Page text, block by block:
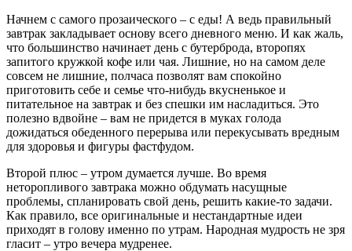
Начнем с самого прозаического – с еды! А ведь правильный
завтрак закладывает основу всего дневного меню. И как жаль,
что большинство начинает день с бутерброда, второпях
запитого кружкой кофе или чая. Лишние, но на самом деле
совсем не лишние, полчаса позволят вам спокойно
приготовить себе и семье что-нибудь вкусненькое и
питательное на завтрак и без спешки им насладиться. Это
полезно вдвойне – вам не придется в муках голода
дожидаться обеденного перерыва или перекусывать вредным
для здоровья и фигуры фастфудом.
Второй плюс – утром думается лучше. Во время
неторопливого завтрака можно обдумать насущные
проблемы, спланировать свой день, решить какие-то задачи.
Как правило, все оригинальные и нестандартные идеи
приходят в голову именно по утрам. Народная мудрость не зря
гласит – утро вечера мудренее.